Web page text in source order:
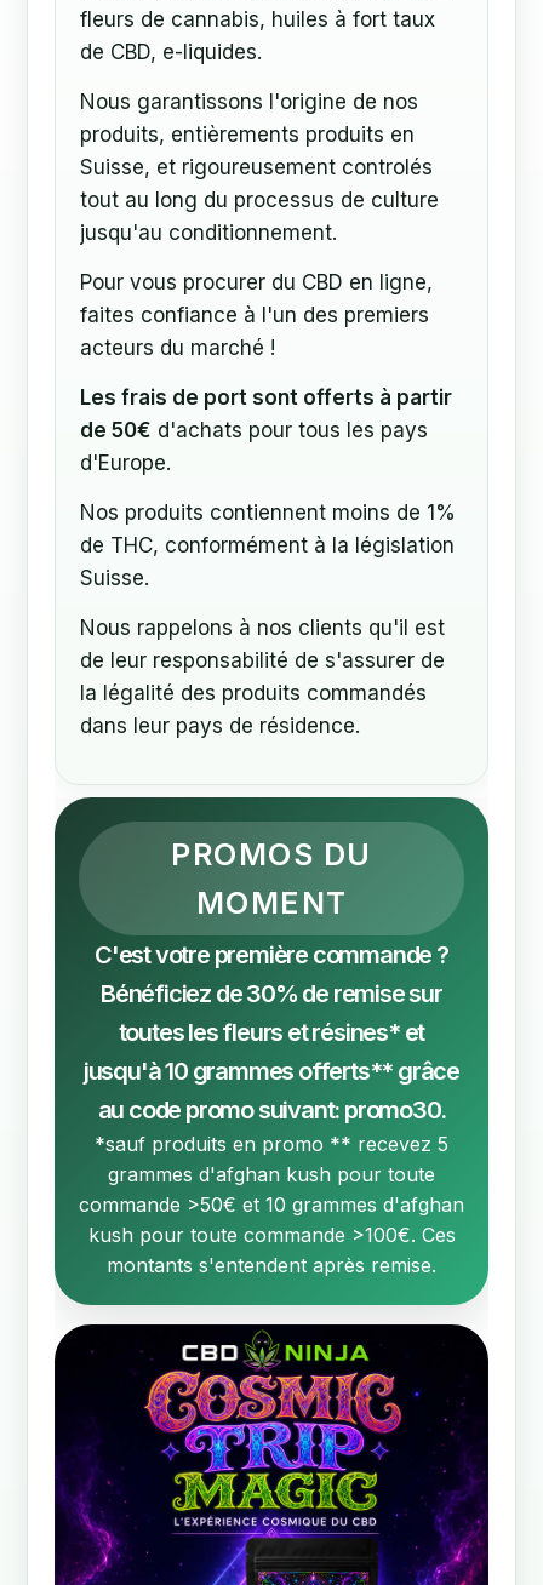
fleurs de cannabis, huiles à fort taux
de CBD, e-liquides.
Nous garantissons l'origine de nos
produits, entièrements produits en
Suisse, et rigoureusement controlés
tout au long du processus de culture
jusqu'au conditionnement.
Pour vous procurer du CBD en ligne,
faites confiance à l'un des premiers
acteurs du marché !
Les frais de port sont offerts à partir
de 50€ d'achats pour tous les pays
d'Europe.
Nos produits contiennent moins de 1%
de THC, conformément à la législation
Suisse.
Nous rappelons à nos clients qu'il est
de leur responsabilité de s'assurer de
la légalité des produits commandés
dans leur pays de résidence.
C'est votre première commande ?
Bénéficiez de 30% de remise sur
toutes les fleurs et résines* et
jusqu'à 10 grammes offerts** grâce
au code promo suivant: promo30.
*sauf produits en promo ** recevez 5
grammes d'afghan kush pour toute
commande >50€ et 10 grammes d'afghan
kush pour toute commande >100€. Ces
montants s'entendent après remise.